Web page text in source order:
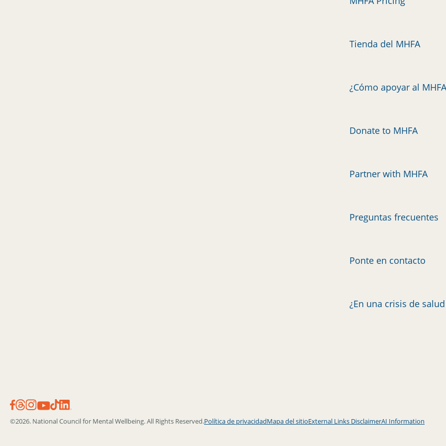
Tienda del MHFA
¿Cómo apoyar al
Donate to MHFA
Partner with MHFA
Preguntas frecuentes
Ponte en contacto
¿En una crisis de
©2026. National Council for Mental Wellbeing. All Rights Reserved.Política de privacidadMapa del sitioExternal Links DisclaimerAI Information